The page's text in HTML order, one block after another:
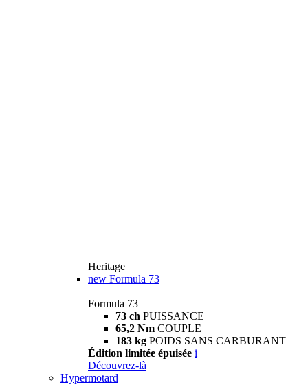
Heritage
new Formula 73
Formula 73
73 ch PUISSANCE
65,2 Nm COUPLE
183 kg POIDS SANS CARBURANT
Édition limitée épuisée i
Découvrez-là
Hypermotard